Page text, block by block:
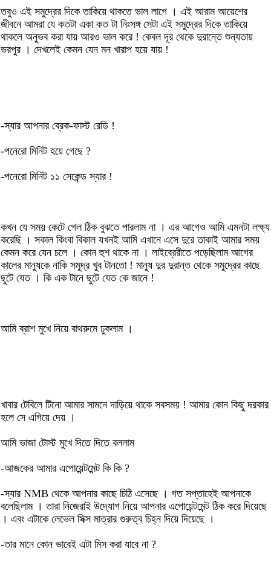
তবুও এই সমুদ্রের দিকে তাকিয়ে থাকতে ভাল লাগে । এই আরাম আয়েশের
জীবনে আমরা যে কতটা একা কত টা নিঃসঙ্গ সেটা এই সমুদ্রের দিকে তাকিয়ে
থাকলে অনুভব করা যায় আরও ভাল করে ! কেবল দূর থেকে দুরান্তে শুন্যতায়
ভরপুর । দেখলেই কেমন যেন মন খারাপ হয়ে যায় !
-স্যার আপনার ব্রেক-ফাস্ট রেডি !
-পনেরো মিনিট হয়ে গেছে ?
-পনেরো মিনিট ১১ সেকেন্ড স্যার !
কখন যে সময় কেটে গেল ঠিক বুঝতে পারলাম না । এর আগেও আমি এমনটা লক্ষ্য
করেছি । সকাল কিংবা বিকাল যখনই আমি এখানে এসে দুরে তাকাই আমার সময়
কেমন করে যেন চলে । কোন হুশ থাকে না । লাইব্রেরীতে পড়েছিলাম আগের
কালের মানুষকে নাকি সমুদ্র খুব টানতো ! মানুষ দুর দুরান্ত থেকে সমুদ্রের কাছে
ছুটে যেত । কি এক টানে ছুটে যেত কে জানে !
আমি ব্রাশ মুখে নিয়ে বাথরুমে ঢুকলাম ।
খাবার টেবিলে টিনো আমার সামনে দাড়িয়ে থাকে সবসময় ! আমার কোন কিছু দরকার
হলে সে এগিয়ে দেয় ।
আমি ভাজা টোস্ট মুখে দিতে দিতে বললাম
-আজকের আমার এপোয়েন্টমেন্ট কি কি ?
-স্যার NMB থেকে আপনার কাছে চিঠি এসেছে । গত সপ্তাহেই আপনাকে
বলেছিলাম । তারা নিজেরাই উদ্যোগ নিয়ে আপনার এপোয়েন্টমেন্ট ঠিক করে দিয়েছে
। এবং এটাকে লেভেল সিক্স মাত্রার গুরুত্ব চিহ্ন দিয়ে দিয়েছে ।
-তার মানে কোন ভাবেই এটা মিস করা যাবে না ?